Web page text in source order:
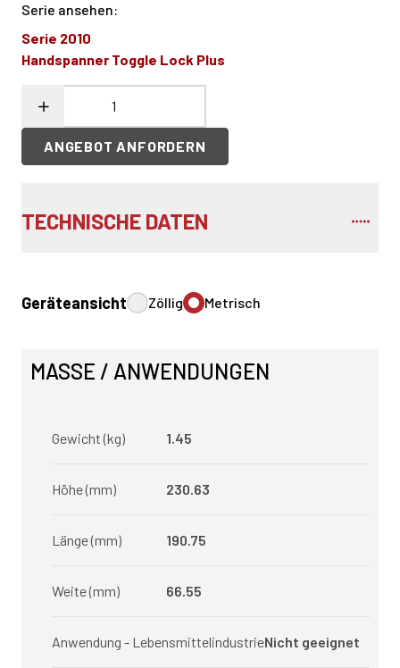
Serie ansehen:
Serie 2010
Handspanner Toggle Lock Plus
ANGEBOT ANFORDERN
TECHNISCHE DATEN
Geräteansicht Zöllig Metrisch
MASSE / ANWENDUNGEN
Gewicht (kg) 1.45
Höhe (mm) 230.63
Länge (mm) 190.75
Weite (mm) 66.55
Anwendung - LebensmittelindustrieNicht geeignet